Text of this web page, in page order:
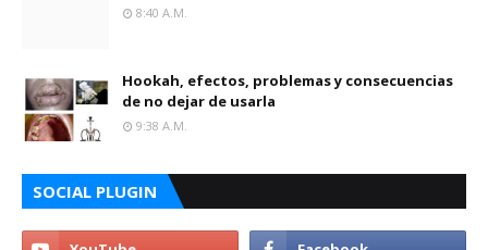
8:40 A.m.
Hookah, efectos, problemas y consecuencias
de no dejar de usarla
9:38 A.m.
SOCIAL PLUGIN